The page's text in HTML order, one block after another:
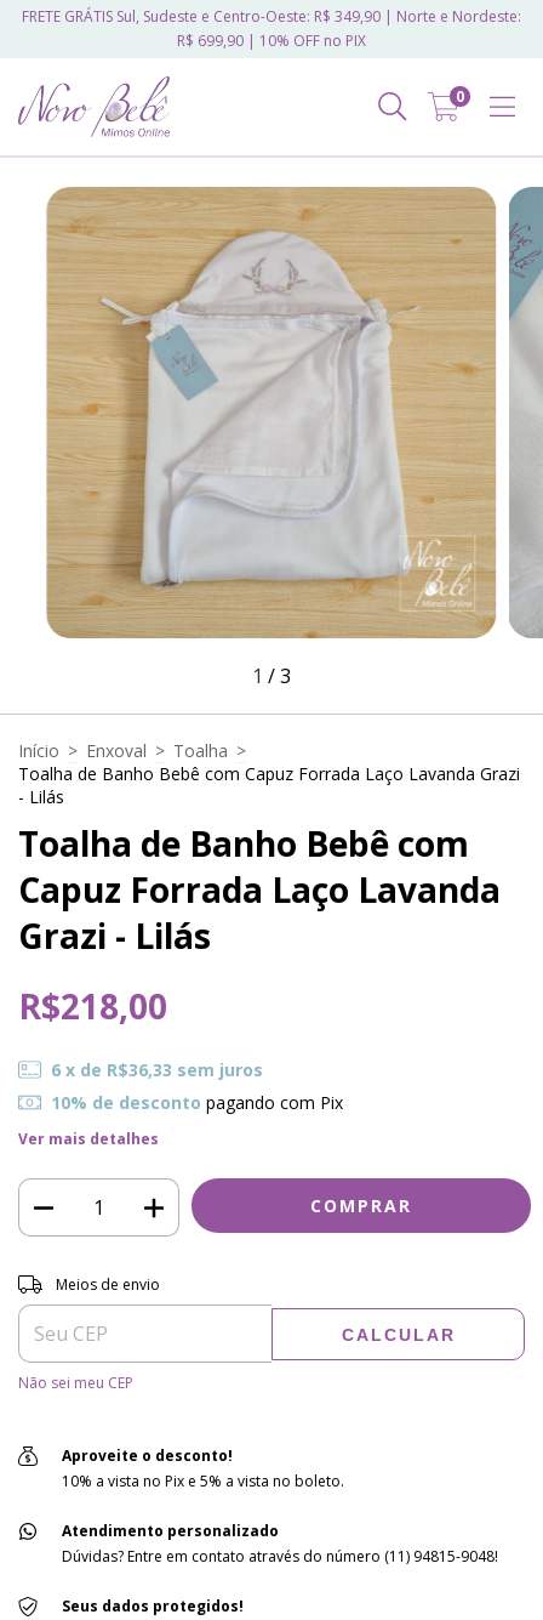
FRETE GRÁTIS Sul, Sudeste e Centro-Oeste: R$ 349,90 | Norte e Nordeste:
R$ 699,90 | 10% OFF no PIX
0
1 /3
Início > Enxoval > Toalha >
Toalha de Banho Bebê com Capuz Forrada Laço Lavanda Grazi
- Lilás
Toalha de Banho Bebê com
Capuz Forrada Laço Lavanda
Grazi - Lilás
R$218,00
6 x de R$36,33 sem juros
10% de desconto pagando com Pix
Ver mais detalhes
Entregas para o CEP:
Meios de envio
CALCULAR
Não sei meu CEP
Aproveite o desconto!
10% a vista no Pix e 5% a vista no boleto.
Atendimento personalizado
Dúvidas? Entre em contato através do número (11) 94815-9048!
Seus dados protegidos!